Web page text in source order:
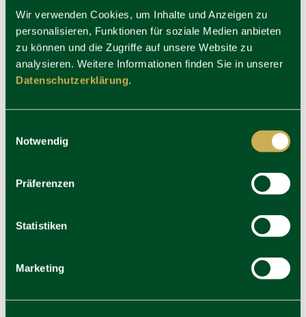
Wir verwenden Cookies, um Inhalte und Anzeigen zu
personalisieren, Funktionen für soziale Medien anbieten
zu können und die Zugriffe auf unsere Website zu
analysieren. Weitere Informationen finden Sie in unserer
Datenschutzerklärung.
Notwendig
Präferenzen
Statistiken
Marketing
LinkedIn